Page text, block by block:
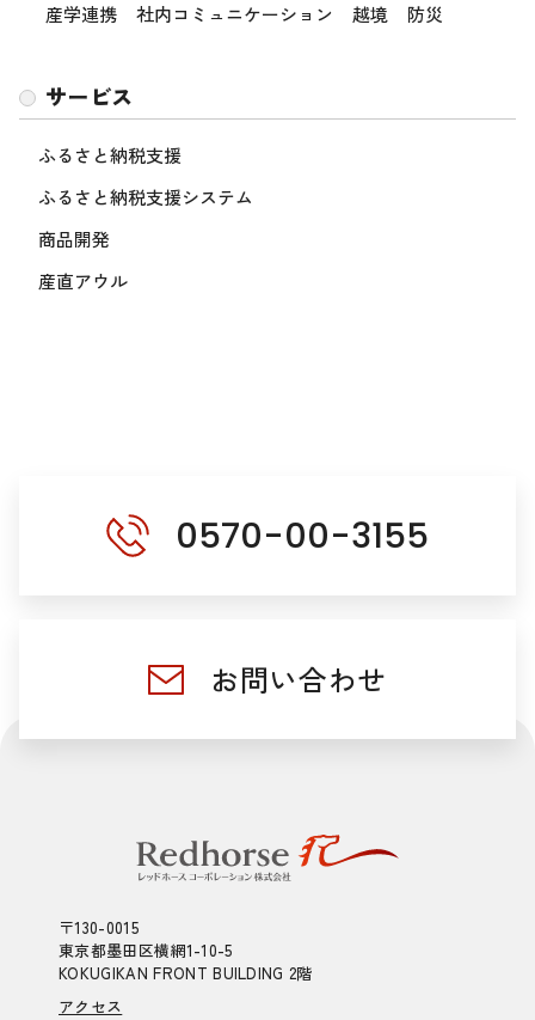
産学連携
社内コミュニケーション 越境 防災
サービス
ふるさと納税支援
ふるさと納税支援システム
商品開発
産直アウル
0570-00-3155
お問い合わせ
〒130-0015
東京都墨田区横網1-10-5
KOKUGIKAN FRONT BUILDING 2階
アクセス